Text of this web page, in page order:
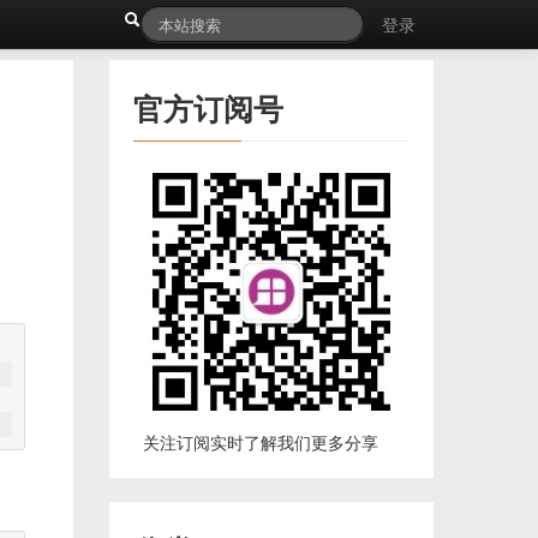
登录
官方订阅号
关注订阅实时了解我们更多分享